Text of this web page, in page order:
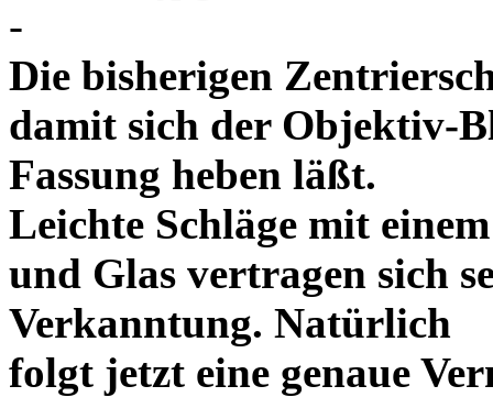
-
Die bisherigen
damit sich der Objektiv-
Fassung heben läßt.
Leichte Schläge mit
und Glas vertragen sich
Verkanntung. Natürlich
folgt jetzt eine genaue